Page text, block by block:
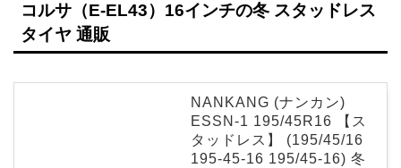
コルサ（E-EL43）16インチの冬 スタッドレス
タイヤ 通販
NANKANG (ナンカン)
ESSN-1 195/45R16 【ス
タッドレス】 (195/45/16
195-45-16 195/45-16) 冬